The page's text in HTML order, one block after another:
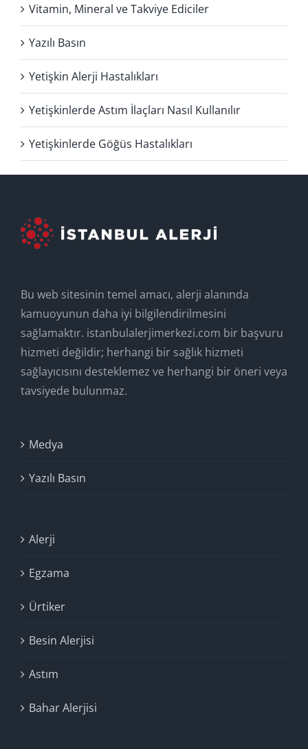
Vitamin, Mineral ve Takviye Ediciler
Yazılı Basın
Yetişkin Alerji Hastalıkları
Yetişkinlerde Astım İlaçları Nasıl Kullanılır
Yetişkinlerde Göğüs Hastalıkları
Bu web sitesinin temel amacı, alerji alanında
kamuoyunun daha iyi bilgilendirilmesini
sağlamaktır. istanbulalerjimerkezi.com bir başvuru
hizmeti değildir; herhangi bir sağlık hizmeti
sağlayıcısını desteklemez ve herhangi bir öneri veya
tavsiyede bulunmaz.
Medya
Yazılı Basın
Alerji
Egzama
Ürtiker
Besin Alerjisi
Astım
Bahar Alerjisi